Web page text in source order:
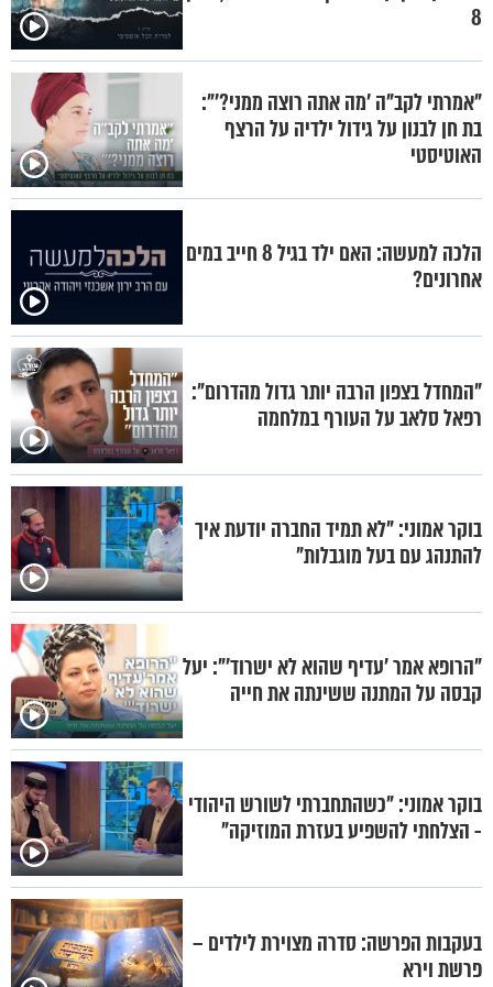
8
"אמרתי לקב"ה 'מה אתה רוצה ממני?'":
בת חן לבנון על גידול ילדיה על הרצף
האוטיסטי
הלכה למעשה: האם ילד בגיל 8 חייב במים
אחרונים?
"המחדל בצפון הרבה יותר גדול מהדרום":
רפאל סלאב על העורף במלחמה
בוקר אמוני: "לא תמיד החברה יודעת איך
להתנהג עם בעל מוגבלות"
"הרופא אמר 'עדיף שהוא לא ישרוד'": יעל
קבסה על המתנה ששינתה את חייה
בוקר אמוני: "כשהתחברתי לשורש היהודי
- הצלחתי להשפיע בעזרת המוזיקה"
בעקבות הפרשה: סדרה מצוירת לילדים –
פרשת וירא